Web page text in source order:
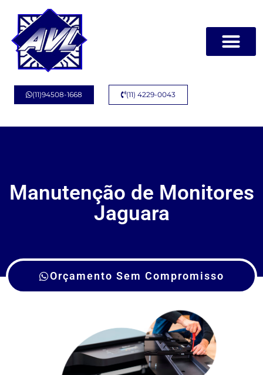
(11)94508-1668 (11) 4229-0043
Manutenção de Monitores
Jaguara
Orçamento Sem Compromisso